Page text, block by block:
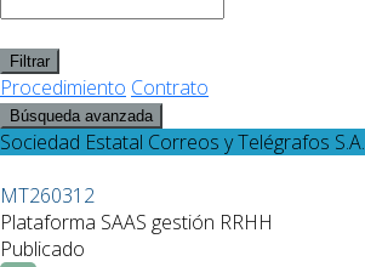
Filtrar
Procedimiento Contrato
Búsqueda avanzada
Sociedad Estatal Correos y Telégrafos S.A.
MT260312
Plataforma SAAS gestión RRHH
Publicado